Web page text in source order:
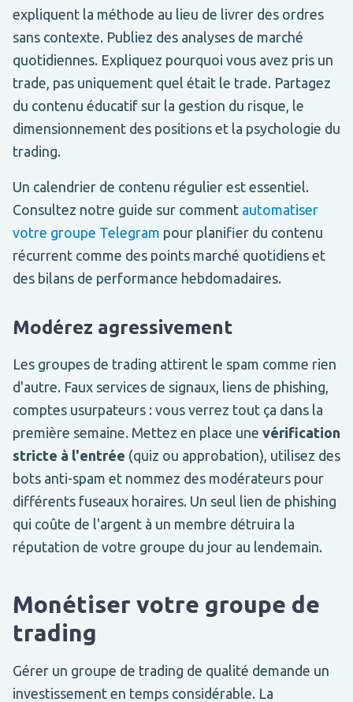
expliquent la méthode au lieu de livrer des ordres
sans contexte. Publiez des analyses de marché
quotidiennes. Expliquez pourquoi vous avez pris un
trade, pas uniquement quel était le trade. Partagez
du contenu éducatif sur la gestion du risque, le
dimensionnement des positions et la psychologie du
trading.
Un calendrier de contenu régulier est essentiel.
Consultez notre guide sur comment automatiser
votre groupe Telegram pour planifier du contenu
récurrent comme des points marché quotidiens et
des bilans de performance hebdomadaires.
Modérez agressivement
Les groupes de trading attirent le spam comme rien
d'autre. Faux services de signaux, liens de phishing,
comptes usurpateurs : vous verrez tout ça dans la
première semaine. Mettez en place une vérification
stricte à l'entrée (quiz ou approbation), utilisez des
bots anti-spam et nommez des modérateurs pour
différents fuseaux horaires. Un seul lien de phishing
qui coûte de l'argent à un membre détruira la
réputation de votre groupe du jour au lendemain.
Monétiser votre groupe de
trading
Gérer un groupe de trading de qualité demande un
investissement en temps considérable. La